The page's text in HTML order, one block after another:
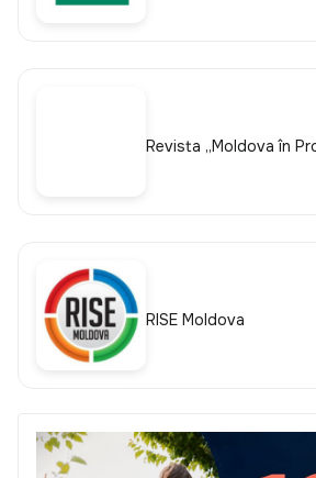
Revista „Moldova în
RISE Moldova